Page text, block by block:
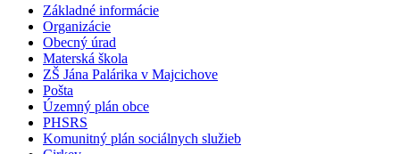
Základné informácie
Organizácie
Obecný úrad
Materská škola
ZŠ Jána Palárika v Majcichove
Pošta
Územný plán obce
PHSRS
Komunitný plán sociálnych služieb